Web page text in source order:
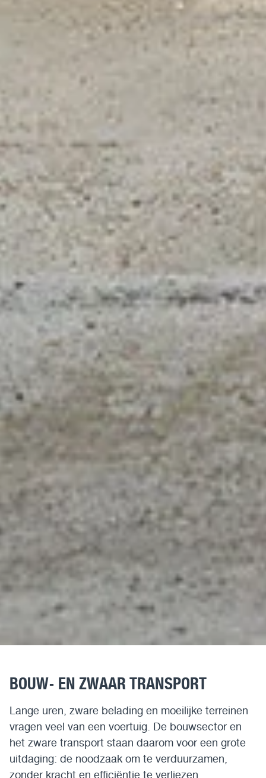
BOUW- EN ZWAAR TRANSPORT
Lange uren, zware belading en moeilijke terreinen
vragen veel van een voertuig. De bouwsector en
het zware transport staan daarom voor een grote
uitdaging: de noodzaak om te verduurzamen,
zonder kracht en efficiëntie te verliezen.